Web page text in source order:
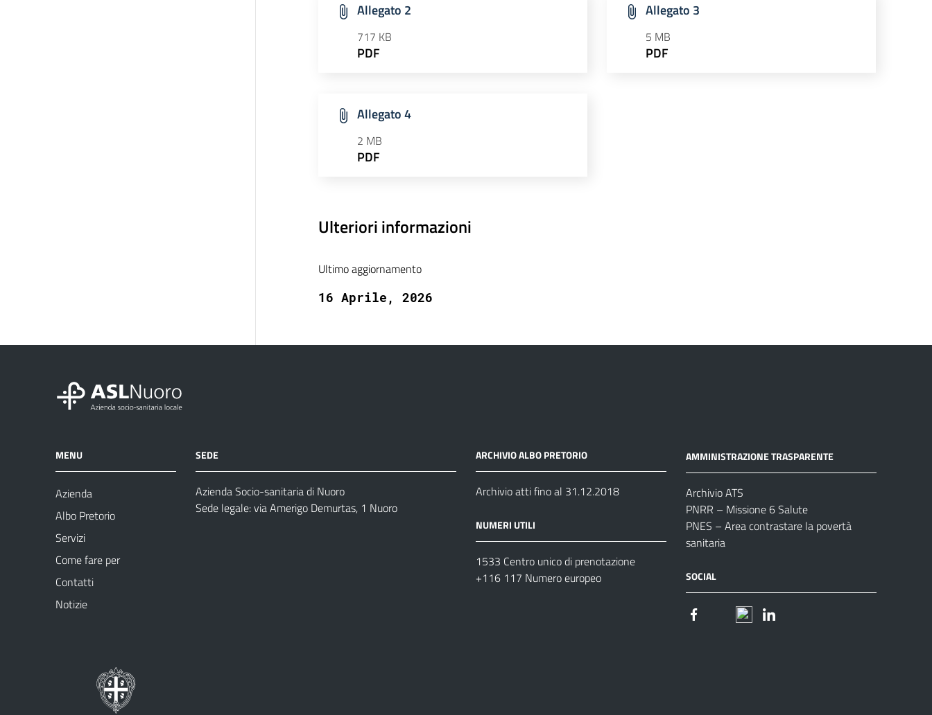
Allegato 2
717 KB
PDF
Allegato 3
5 MB
PDF
Allegato 4
2 MB
PDF
Ulteriori informazioni
Ultimo aggiornamento
16 Aprile, 2026
MENU
Azienda
Albo Pretorio
Servizi
Come fare per
Contatti
Notizie
SEDE
Azienda Socio-sanitaria di Nuoro
Sede legale: via Amerigo Demurtas, 1 Nuoro
ARCHIVIO ALBO PRETORIO
Archivio atti fino al 31.12.2018
NUMERI UTILI
1533 Centro unico di prenotazione
+116 117 Numero europeo
AMMINISTRAZIONE TRASPARENTE
Archivio ATS
PNRR – Missione 6 Salute
PNES – Area contrastare la povertà
sanitaria
SOCIAL